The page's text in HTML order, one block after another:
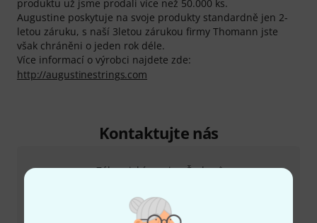
produktu už jsme prodali více než 50.000 ks.
Augustine poskytuje na svoje produkty standardně jen 2-
letou záruku, s naší 3letou zárukou firmy Thomann jste
však chráněni o jeden rok déle.
Více informací o výrobci najdete zde:
http://augustinestrings.com
Kontaktujte nás
Zákaznický servis - Česko